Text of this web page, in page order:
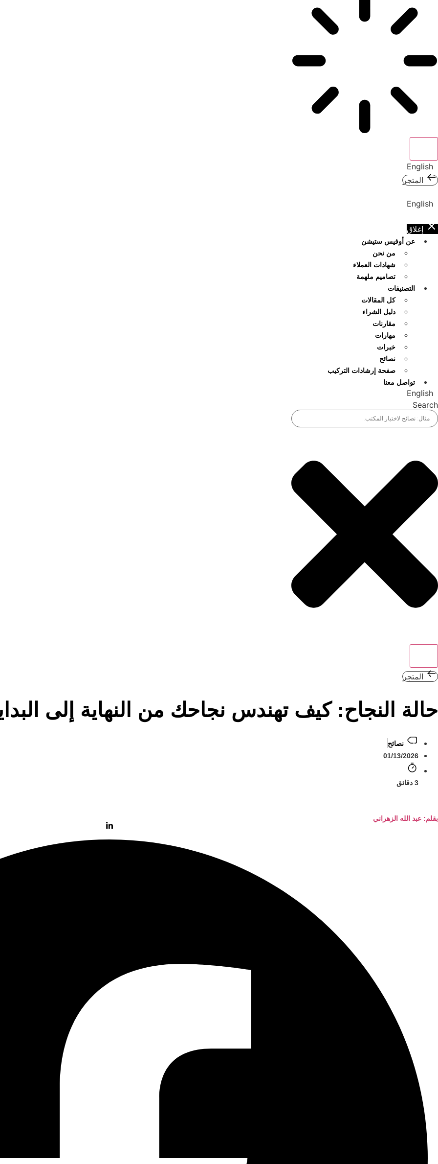
English
المتجر
English
إغلاق
عن أوفيس ستيشن
من نحن
شهادات العملاء
تصاميم ملهمة
التصنيفات
كل المقالات
دليل الشراء
مقارنات
مهارات
خبرات
نصائح
صفحة إرشادات التركيب
تواصل معنا
English
Search
المتجر
حالة النجاح: كيف تهندس نجاحك من النهاية إلى
نصائح
01/13/2026
3 دقائق
بقلم: عبد الله الزهراني